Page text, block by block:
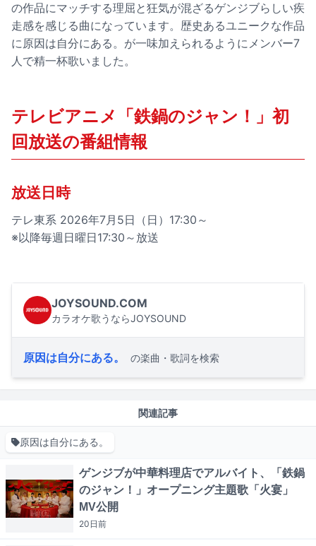
の作品にマッチする理屈と狂気が混ざるゲンジブらしい疾
走感を感じる曲になっています。歴史あるユニークな作品
に原因は自分にある。が一味加えられるようにメンバー7
人で精一杯歌いました。
テレビアニメ「鉄鍋のジャン！」初
回放送の番組情報
放送日時
テレ東系 2026年7月5日（日）17:30～
※以降毎週日曜日17:30～放送
JOYSOUND.COM
カラオケ歌うならJOYSOUND
原因は自分にある。 の楽曲・歌詞を検索
関連記事
原因は自分にある。
ゲンジブが中華料理店でアルバイト、「鉄鍋
のジャン！」オープニング主題歌「火宴」
MV公開
20日前